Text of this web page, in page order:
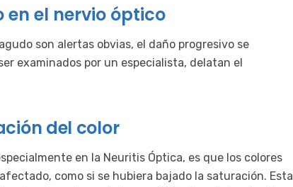
el nervio óptico
son alertas obvias, el daño progresivo se
examinados por un especialista, delatan el
del color
en la Neuritis Óptica, es que los colores
como si se hubiera bajado la saturación. Esta